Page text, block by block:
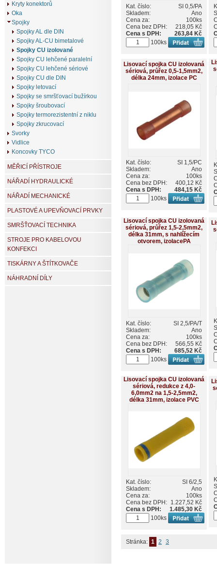
Kat. číslo:
SI 0,5/PA
Skladem:
Ano
Cena za:
100ks
Cena bez DPH:
218,05 Kč
Cena s DPH:
263,84 Kč
100ks
Lisovací spojka CU izolovaná
sériová, průřez 0,5-1,5mm2,
délka 24mm, izolace PC
Kat. číslo:
SI 1,5/PC
Skladem:
Ano
Cena za:
100ks
Cena bez DPH:
400,12 Kč
Cena s DPH:
484,15 Kč
100ks
Lisovací spojka CU izolovaná
sériová, průřez 1,5-2,5mm2,
délka 31mm, s nahlížecím
otvorem, izolacePA
Kat. číslo:
SI 2,5/PA/T
Skladem:
Ano
Cena za:
100ks
Cena bez DPH:
566,55 Kč
Cena s DPH:
685,52 Kč
100ks
Lisovací spojka CU izolovaná
sériová, redukce z 4,0-
6,0mm2 na 1,5-2,5mm2,
délka 31mm, izolace PVC
Kat. číslo:
SI 6/2,5
Skladem:
Ano
Cena za:
100ks
Cena bez DPH: 1.227,52 Kč
Cena s DPH:
1.485,30 Kč
100ks
Stránka: 1 2 3
Kryty konektorů
Oka
Spojky
Spojky AL dle DIN
Spojky AL-CU bimetalové
Spojky CU izolované
Spojky CU lehčené paralelní
Spojky CU lehčené sériové
Spojky CU dle DIN
Spojky letovací
Spojky se smršťovací bužírkou
Spojky šroubovací
Spojky termorezistentní z niklu
Spojky zkrucovací
Svorky
Vidlice
Koncovky TYCO
MĚŘICÍ PŘÍSTROJE
NÁŘADÍ HYDRAULICKÉ
NÁŘADÍ MECHANICKÉ
PLASTOVÉ A UPEVŇOVACÍ PRVKY
SMRŠŤOVACÍ TECHNIKA
STROJE PRO KABELOVOU
KONFEKCI
TISKÁRNY A ŠTÍTKOVAČE
NÁHRADNÍ DÍLY